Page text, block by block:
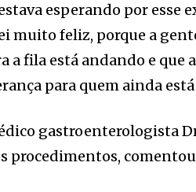
esperando por esse
muito feliz, porque a
a fila está andando e que
para quem ainda
gastroenterologista
procedimentos,